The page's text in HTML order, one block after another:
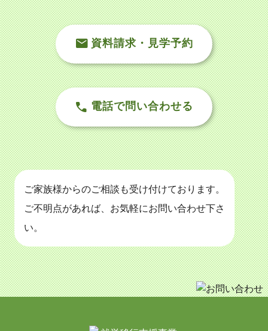
資料請求・見学予約
電話で問い合わせる
ご家族様からのご相談も受け付けております。
ご不明点があれば、お気軽にお問い合わせ下さ
い。